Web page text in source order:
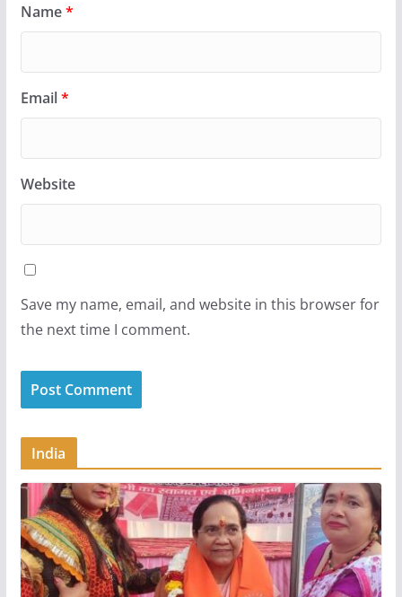
Name*
Email*
Website
Save my name, email, and website in this browser for
the next time I comment.
India